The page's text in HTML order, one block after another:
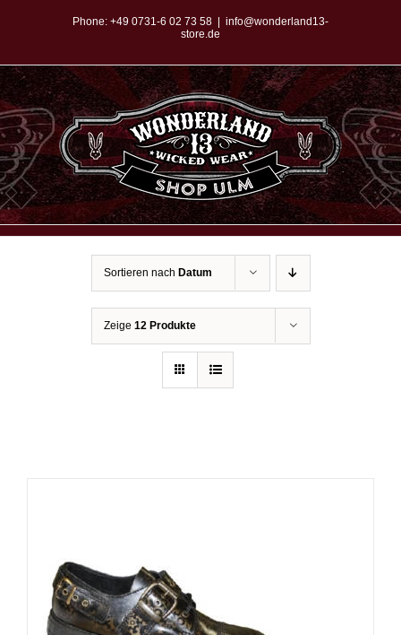
springen
Phone: +49 0731-6 02 73 58
info@wonderland13-
store.de
Sortieren nach Datum
Zeige 12 Produkte